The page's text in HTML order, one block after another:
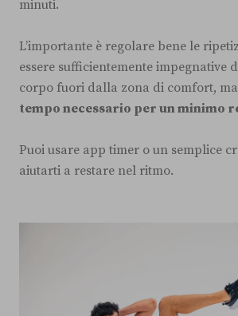
minuti.
L’importante è regolare bene le
essere sufficientemente impegnative
corpo fuori dalla zona di comfort,
tempo necessario per un minimo
Puoi usare app timer o un semplice
aiutarti a restare nel ritmo.